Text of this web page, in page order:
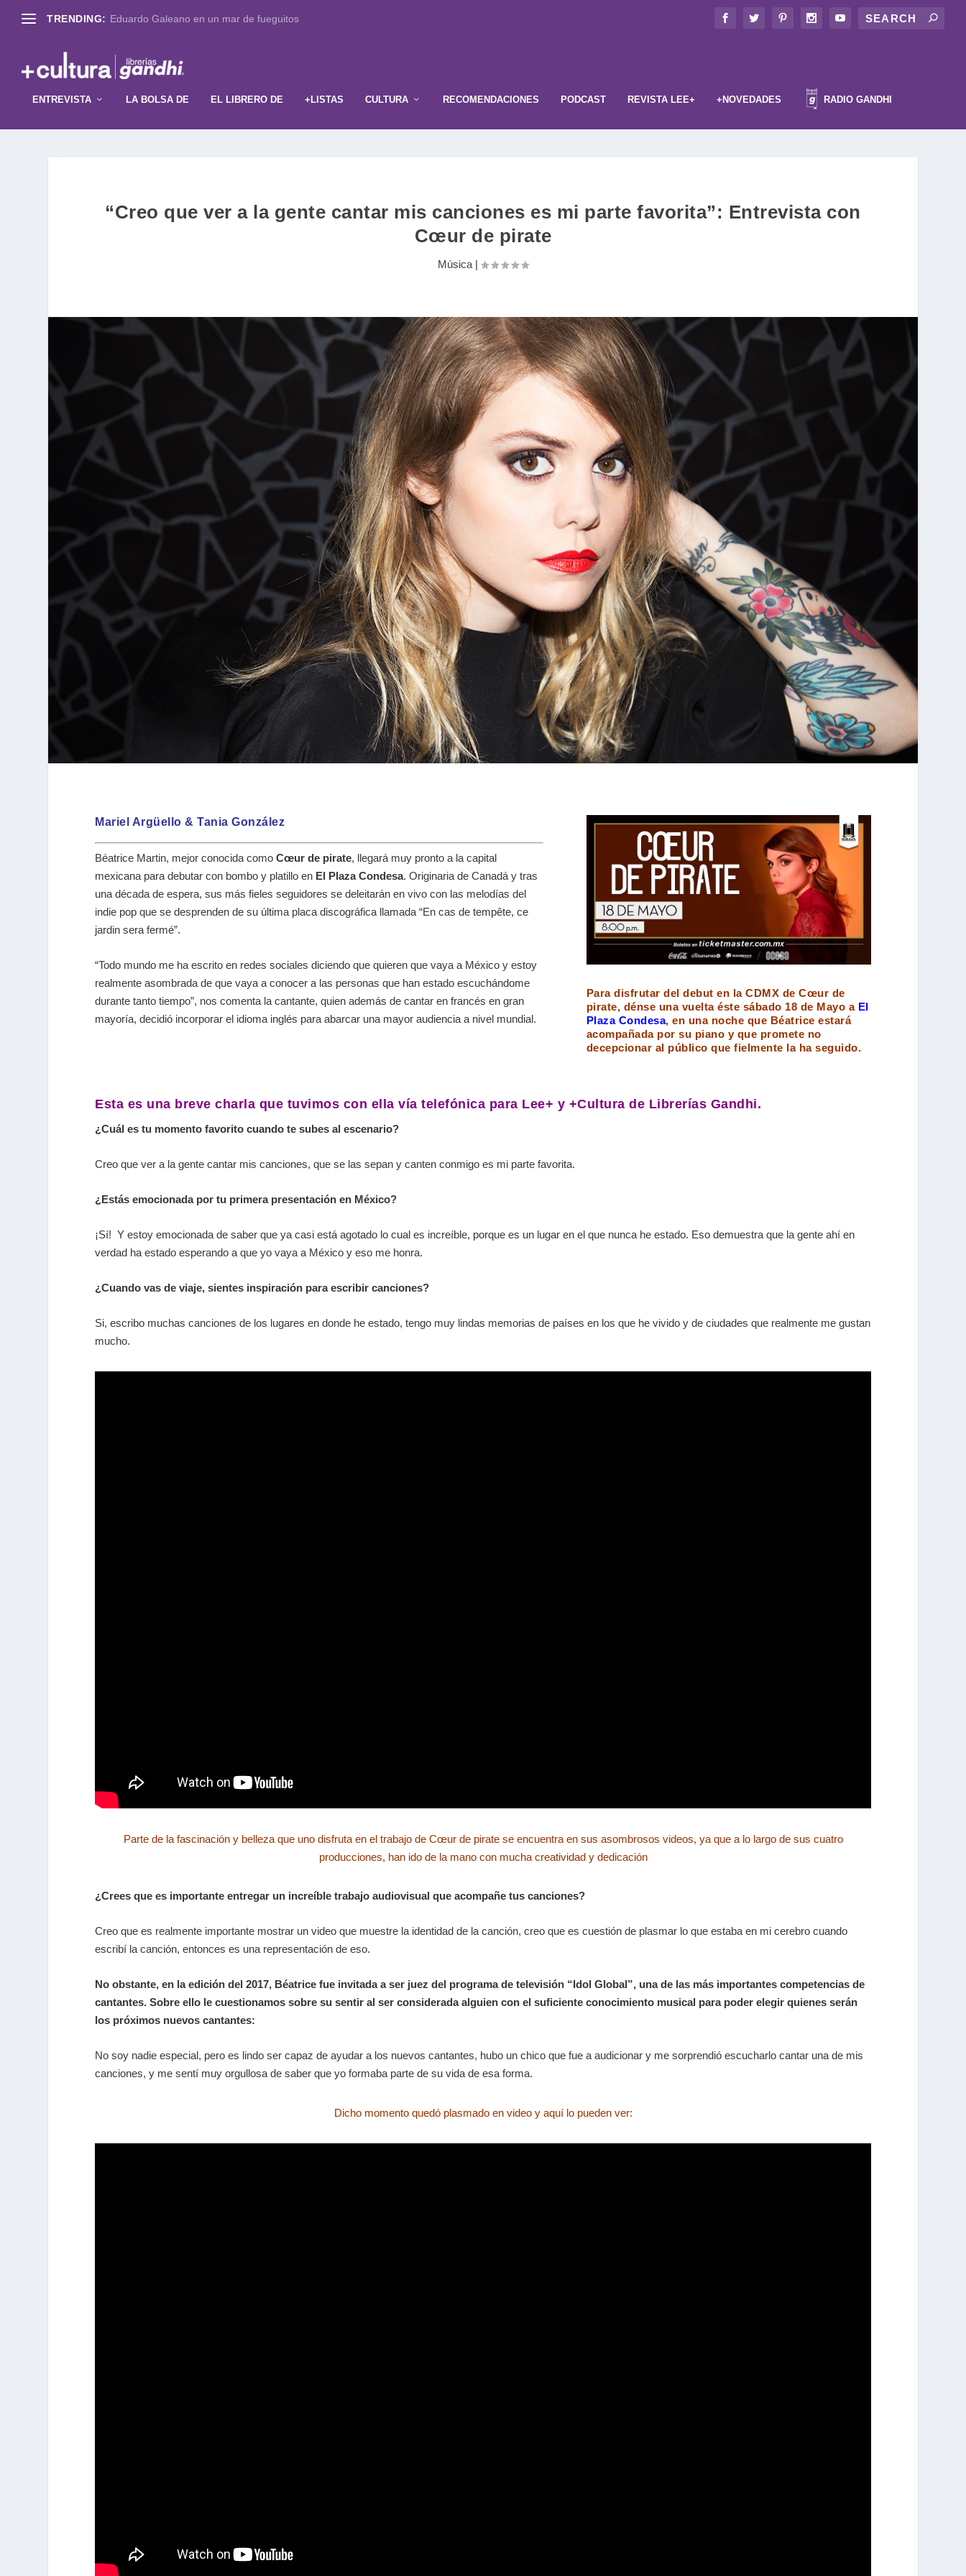
TRENDING: Eduardo Galeano en un mar de fueguitos
ENTREVISTA LA BOLSA DE EL LIBRERO DE +LISTAS CULTURA RECOMENDACIONES PODCAST REVISTA LEE+ +NOVEDADES RADIO GANDHI
“Creo que ver a la gente cantar mis canciones es mi parte favorita”: Entrevista con
Cœur de pirate
Música |
Mariel Argüello & Tania González
Béatrice Martin, mejor conocida como Cœur de pirate, llegará muy pronto a la capital
mexicana para debutar con bombo y platillo en El Plaza Condesa. Originaria de Canadá y tras
una década de espera, sus más fieles seguidores se deleitarán en vivo con las melodías del
indie pop que se desprenden de su última placa discográfica llamada “En cas de tempête, ce
jardin sera fermé”.
“Todo mundo me ha escrito en redes sociales diciendo que quieren que vaya a México y estoy
realmente asombrada de que vaya a conocer a las personas que han estado escuchándome
durante tanto tiempo”, nos comenta la cantante, quien además de cantar en francés en gran
mayoría, decidió incorporar el idioma inglés para abarcar una mayor audiencia a nivel mundial.
Para disfrutar del debut en la CDMX de Cœur de
pirate, dénse una vuelta éste sábado 18 de Mayo a El
Plaza Condesa, en una noche que Béatrice estará
acompañada por su piano y que promete no
decepcionar al público que fielmente la ha seguido.
Esta es una breve charla que tuvimos con ella vía telefónica para Lee+ y +Cultura de Librerías Gandhi.
¿Cuál es tu momento favorito cuando te subes al escenario?
Creo que ver a la gente cantar mis canciones, que se las sepan y canten conmigo es mi parte favorita.
¿Estás emocionada por tu primera presentación en México?
¡Sí! Y estoy emocionada de saber que ya casi está agotado lo cual es increíble, porque es un lugar en el que nunca he estado. Eso demuestra que la gente ahí en
verdad ha estado esperando a que yo vaya a México y eso me honra.
¿Cuando vas de viaje, sientes inspiración para escribir canciones?
Si, escribo muchas canciones de los lugares en donde he estado, tengo muy lindas memorias de países en los que he vivido y de ciudades que realmente me gustan
mucho.
Parte de la fascinación y belleza que uno disfruta en el trabajo de Cœur de pirate se encuentra en sus asombrosos videos, ya que a lo largo de sus cuatro
producciones, han ido de la mano con mucha creatividad y dedicación
¿Crees que es importante entregar un increíble trabajo audiovisual que acompañe tus canciones?
Creo que es realmente importante mostrar un video que muestre la identidad de la canción, creo que es cuestión de plasmar lo que estaba en mi cerebro cuando
escribí la canción, entonces es una representación de eso.
No obstante, en la edición del 2017, Béatrice fue invitada a ser juez del programa de televisión “Idol Global”, una de las más importantes competencias de
cantantes. Sobre ello le cuestionamos sobre su sentir al ser considerada alguien con el suficiente conocimiento musical para poder elegir quienes serán
los próximos nuevos cantantes:
No soy nadie especial, pero es lindo ser capaz de ayudar a los nuevos cantantes, hubo un chico que fue a audicionar y me sorprendió escucharlo cantar una de mis
canciones, y me sentí muy orgullosa de saber que yo formaba parte de su vida de esa forma.
Dicho momento quedó plasmado en video y aquí lo pueden ver: